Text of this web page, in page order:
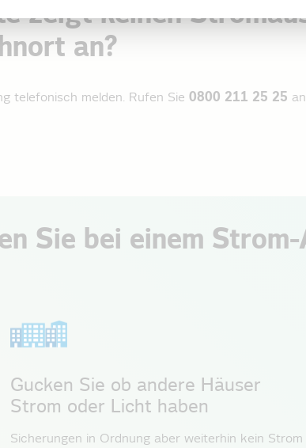
zeigt keinen
an?
telefonisch melden. Rufen Sie 0800 211 25 25
Sie bei einem Strom-
Gucken Sie ob andere Häuser
Strom oder Licht haben
Sicherungen in Ordnung aber weiterhin kein Strom